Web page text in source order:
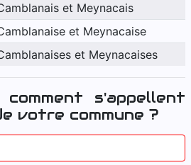
et Meynacais
et Meynacaise
et Meynacaises
s'appellent
votre commune ?